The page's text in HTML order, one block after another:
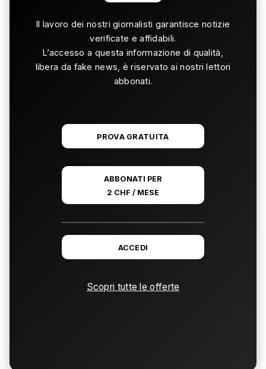
Il lavoro dei nostri giornalisti garantisce notizie
verificate e affidabili.
L’accesso a questa informazione di qualità,
libera da fake news, è riservato ai nostri lettori
abbonati.
PROVA GRATUITA
ABBONATI PER
2 CHF / MESE
ACCEDI
Scopri tutte le offerte